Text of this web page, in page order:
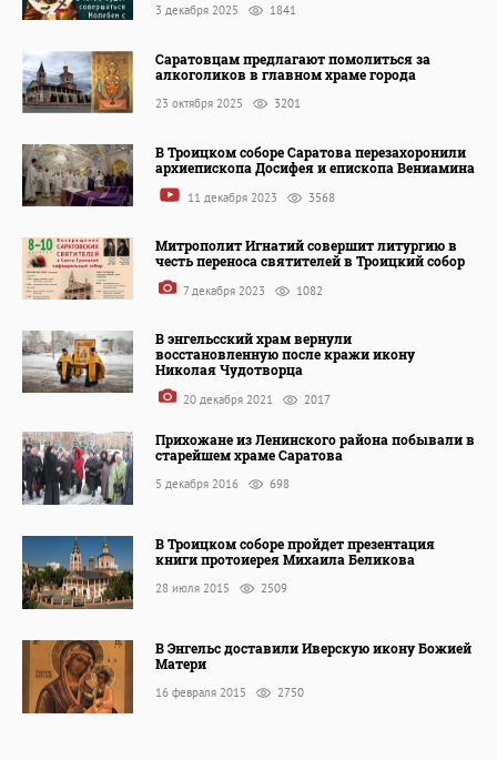
3 декабря 2025 1841
Саратовцам предлагают помолиться за
алкоголиков в главном храме города
23 октября 2025 3201
В Троицком соборе Саратова перезахоронили
архиепископа Досифея и епископа Вениамина
11 декабря 2023 3568
Митрополит Игнатий совершит литургию в
честь переноса святителей в Троицкий собор
7 декабря 2023 1082
В энгельсский храм вернули
восстановленную после кражи икону
Николая Чудотворца
20 декабря 2021 2017
Прихожане из Ленинского района побывали в
старейшем храме Саратова
5 декабря 2016 698
В Троицком соборе пройдет презентация
книги протоиерея Михаила Беликова
28 июля 2015 2509
В Энгельс доставили Иверскую икону Божией
Матери
16 февраля 2015 2750